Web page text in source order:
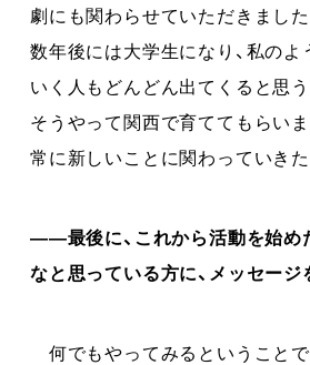
劇にも関わらせていただきまし
数年後には大学生になり、私の
いく人もどんどん出てくると思
そうやって関西で育ててもらい
常に新しいことに関わっていきた
――最後に、これから活動を始め
なと思っている方に、メッセージ
何でもやってみるということ